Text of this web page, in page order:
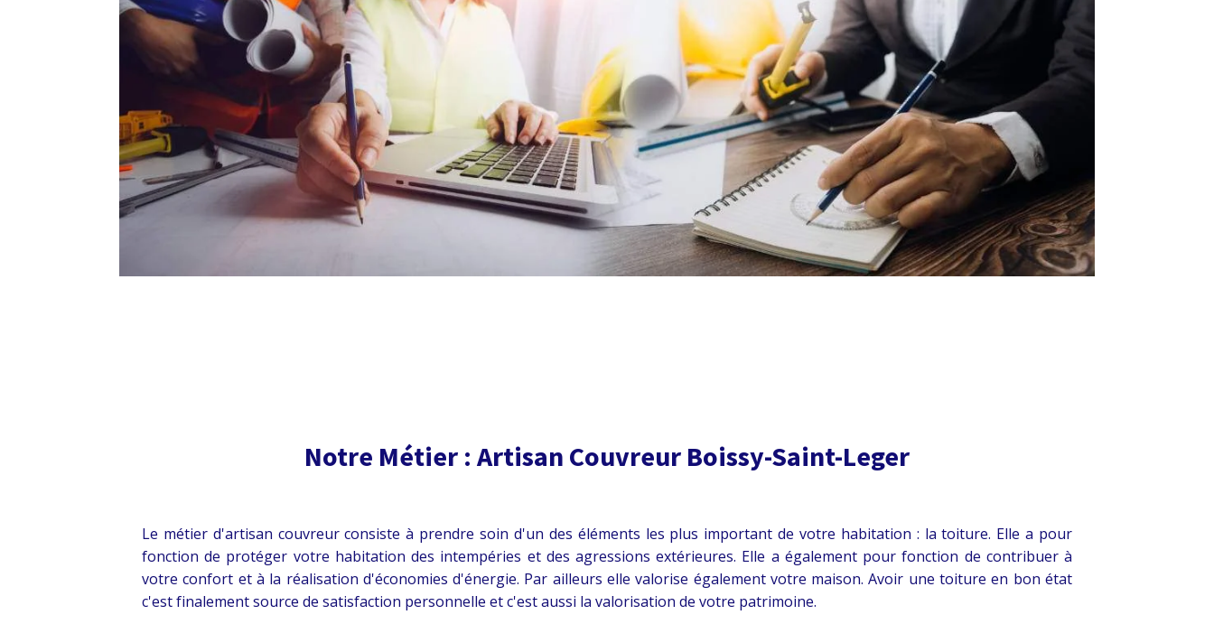
Notre Métier : Artisan Couvreur Boissy-Saint-Leger
Le métier d'artisan couvreur consiste à prendre soin d'un des éléments les plus important de votre habitation : la toiture. Elle a pour
fonction de protéger votre habitation des intempéries et des agressions extérieures. Elle a également pour fonction de contribuer à
votre confort et à la réalisation d'économies d'énergie. Par ailleurs elle valorise également votre maison. Avoir une toiture en bon état
c'est finalement source de satisfaction personnelle et c'est aussi la valorisation de votre patrimoine.